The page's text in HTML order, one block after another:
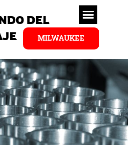
DEL
MILWAUKEE